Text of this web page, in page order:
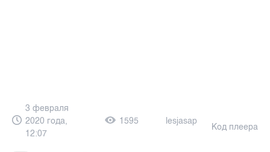
3 февраля
2020 года,
12:07
1595 lesjasap
Код плеера